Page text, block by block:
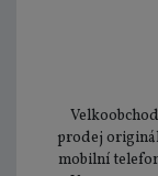
prodej
mobilní